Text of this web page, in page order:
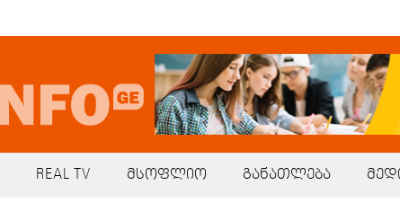
REAL TV მსოფლიო განათლება